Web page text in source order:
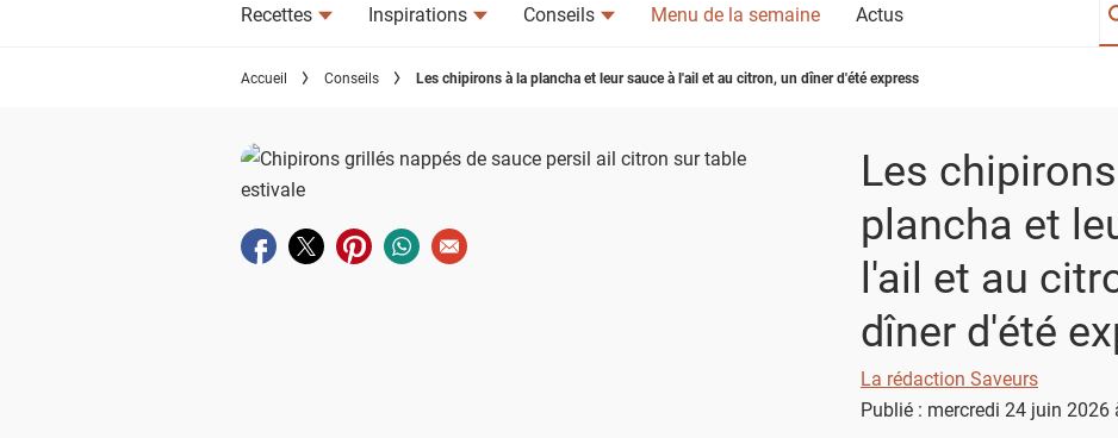
Recettes Inspirations Conseils Menu de la semaine Actus
Accueil Conseils Les chipirons à la plancha et leur sauce à l'ail et au citron, un dîner d'été express
Partager sur facebook
Partager sur twitter
Partager sur pinterest
Partager sur whatsapp
Envoyer à un ami
Les
plancha et
l'ail et au
dîner d'été
La rédaction Saveurs
Publié : mercredi 24 juin 2026